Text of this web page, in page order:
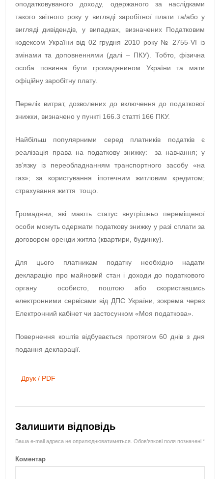
оподатковуваного доходу, одержаного за наслідками
такого звітного року у вигляді заробітної плати та/або у
вигляді дивідендів, у випадках, визначених Податковим
кодексом України від 02 грудня 2010 року № 2755-VI із
змінами та доповненнями (далі – ПКУ). Тобто, фізична
особа повинна бути громадянином України та мати
офіційну заробітну плату.
Перелік витрат, дозволених до включення до податкової
знижки, визначено у пункті 166.3 статті 166 ПКУ.
Найбільш популярними серед платників податків є
реалізація права на податкову знижку: за навчання; у
зв’язку із переобладнанням транспортного засобу «на
газ»; за користування іпотечним житловим кредитом;
страхування життя тощо.
Громадяни, які мають статус внутрішньо переміщеної
особи можуть одержати податкову знижку у разі сплати за
договором оренди житла (квартири, будинку).
Для цього платникам податку необхідно надати
декларацію про майновий стан і доходи до податкового
органу особисто, поштою або скориставшись
електронними сервісами від ДПС України, зокрема через
Електронний кабінет чи застосунком «Моя податкова».
Повернення коштів відбувається протягом 60 днів з дня
подання декларації.
Друк / PDF
Залишити відповідь
Ваша e-mail адреса не оприлюднюватиметься. Обов’язкові поля позначені *
Коментар